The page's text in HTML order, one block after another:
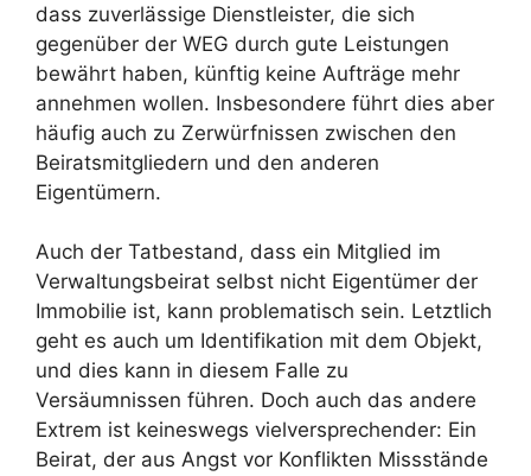
dass zuverlässige Dienstleister, die sich
gegenüber der WEG durch gute Leistungen
bewährt haben, künftig keine Aufträge mehr
annehmen wollen. Insbesondere führt dies aber
häufig auch zu Zerwürfnissen zwischen den
Beiratsmitgliedern und den anderen
Eigentümern.
Auch der Tatbestand, dass ein Mitglied im
Verwaltungsbeirat selbst nicht Eigentümer der
Immobilie ist, kann problematisch sein. Letztlich
geht es auch um Identifikation mit dem Objekt,
und dies kann in diesem Falle zu
Versäumnissen führen. Doch auch das andere
Extrem ist keineswegs vielversprechender: Ein
Beirat, der aus Angst vor Konflikten Missstände